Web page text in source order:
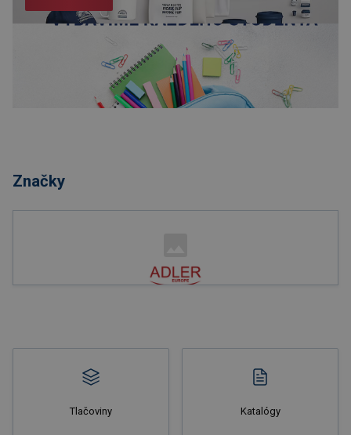
Značky
Tlačoviny Katalógy